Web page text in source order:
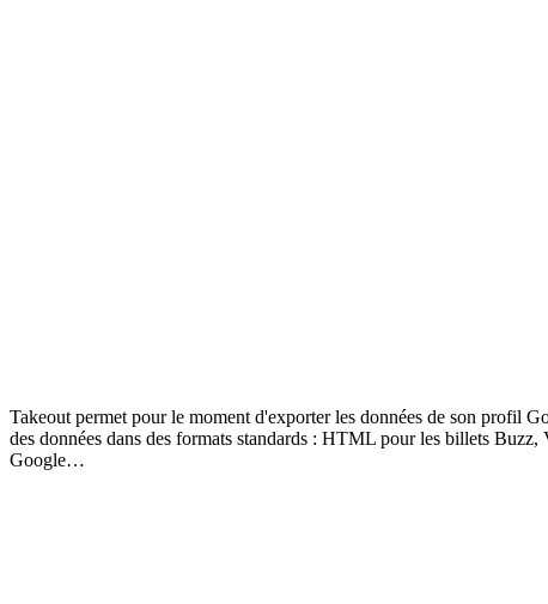
Takeout permet pour le moment d'exporter les données de son profil
des données dans des formats standards : HTML pour les billets
Google…